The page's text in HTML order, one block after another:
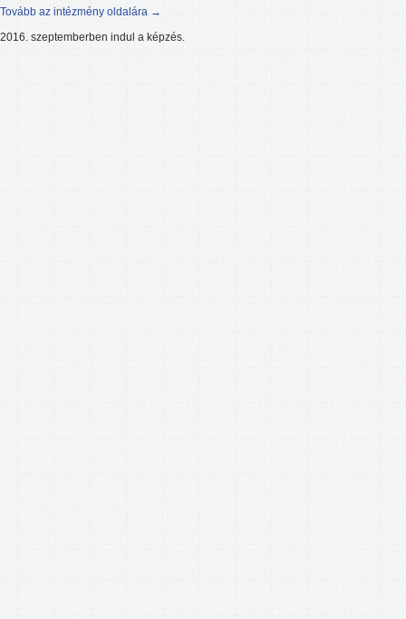
Tovább az intézmény oldalára →
2016. szeptemberben indul a képzés.